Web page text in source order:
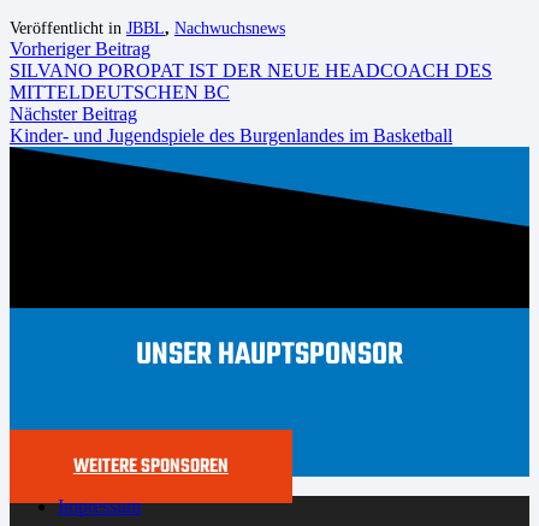
Veröffentlicht in JBBL, Nachwuchsnews
Vorheriger Beitrag
SILVANO POROPAT IST DER NEUE HEADCOACH DES
MITTELDEUTSCHEN BC
Nächster Beitrag
Kinder- und Jugendspiele des Burgenlandes im Basketball
UNSER HAUPTSPONSOR
WEITERE SPONSOREN
Impressum